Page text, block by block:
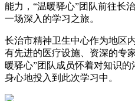
能力，“温暖驿心”团队前往长
一场深入的学习之旅。
长治市精神卫生中心作为地区
有先进的医疗设施、资深的专
暖驿心”团队成员怀着对知识
身心地投入到此次学习中。